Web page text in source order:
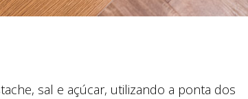
sal e açúcar, utilizando a ponta dos